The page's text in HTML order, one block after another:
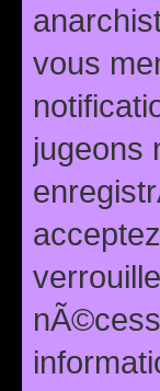
vous
jugeons